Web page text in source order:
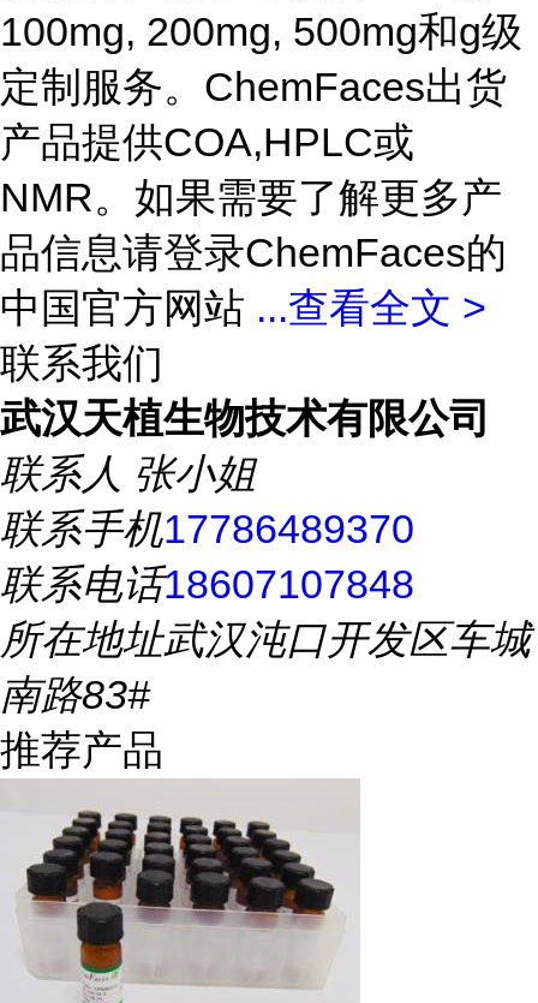
100mg, 200mg, 500mg和g级
定制服务。ChemFaces出货
产品提供COA,HPLC或
NMR。如果需要了解更多产
品信息请登录ChemFaces的
中国官方网站 ...查看全文 >
联系我们
武汉天植生物技术有限公司
联系人 张小姐
联系手机17786489370
联系电话18607107848
所在地址武汉沌口开发区车城
南路83#
推荐产品